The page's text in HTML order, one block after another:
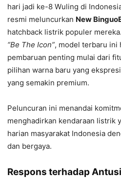
hari jadi ke-8 Wuling di
resmi meluncurkan New
hatchback listrik populer
“Be The Icon”, model terbaru ini
pembaruan penting mulai dari
pilihan warna baru yang
yang semakin premium.
Peluncuran ini menandai
menghadirkan kendaraan listrik
harian masyarakat Indonesia
dan bergaya.
Respons terhadap